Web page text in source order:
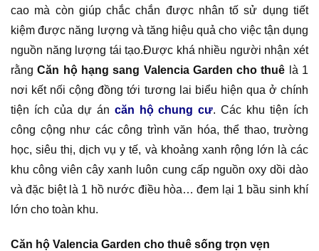
cao mà còn giúp chắc chắn được nhân tố sử dụng tiết
kiệm được năng lượng và tăng hiệu quả cho việc tận dụng
nguồn năng lượng tái tạo.Được khá nhiều người nhận xét
rằngCăn hộ hạng sang Valencia Garden cho thuê là 1
nơi kết nối cộng đồng tới tương lai biểu hiện qua ở chính
tiện ích của dự án căn hộ chung cư. Các khu tiện ích
công cộng như các công trình văn hóa, thể thao, trường
học, siêu thị, dịch vụ y tế, và khoảng xanh rộng lớn là các
khu công viên cây xanh luôn cung cấp nguồn oxy dồi dào
và đặc biệt là 1 hồ nước điều hòa… đem lại 1 bầu sinh khí
lớn cho toàn khu.
Căn hộ Valencia Garden cho thuê sống trọn vẹn